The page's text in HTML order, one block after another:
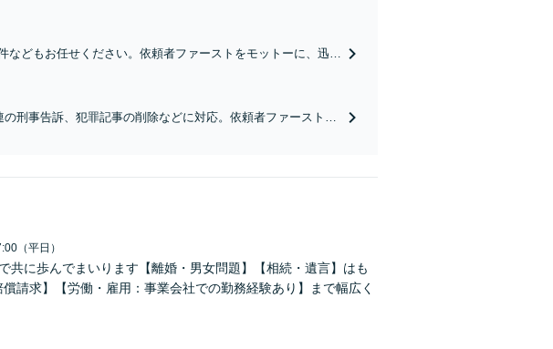
などもお任せください。依頼者ファーストをモットーに、迅速
刑事告訴、犯罪記事の削除などに対応。依頼者ファーストを
（平日）
共に歩んでまいります【離婚・男女問題】【相続・遺言】はも
請求】【労働・雇用：事業会社での勤務経験あり】まで幅広く